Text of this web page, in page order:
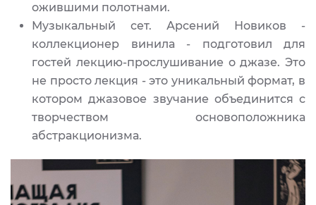
ожившими полотнами.
Музыкальный сет. Арсений Новиков -
коллекционер винила - подготовил для
гостей лекцию-прослушивание о джазе. Это
не просто лекция - это уникальный формат, в
котором джазовое звучание объединится с
творчеством основоположника
абстракционизма.